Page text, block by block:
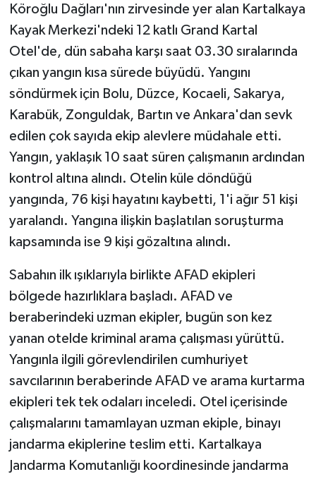
Köroğlu Dağları'nın zirvesinde yer alan Kartalkaya
Kayak Merkezi'ndeki 12 katlı Grand Kartal
Otel'de, dün sabaha karşı saat 03.30 sıralarında
çıkan yangın kısa sürede büyüdü. Yangını
söndürmek için Bolu, Düzce, Kocaeli, Sakarya,
Karabük, Zonguldak, Bartın ve Ankara'dan sevk
edilen çok sayıda ekip alevlere müdahale etti.
Yangın, yaklaşık 10 saat süren çalışmanın ardından
kontrol altına alındı. Otelin küle döndüğü
yangında, 76 kişi hayatını kaybetti, 1'i ağır 51 kişi
yaralandı. Yangına ilişkin başlatılan soruşturma
kapsamında ise 9 kişi gözaltına alındı.
Sabahın ilk ışıklarıyla birlikte AFAD ekipleri
bölgede hazırlıklara başladı. AFAD ve
beraberindeki uzman ekipler, bugün son kez
yanan otelde kriminal arama çalışması yürüttü.
Yangınla ilgili görevlendirilen cumhuriyet
savcılarının beraberinde AFAD ve arama kurtarma
ekipleri tek tek odaları inceledi. Otel içerisinde
çalışmalarını tamamlayan uzman ekiple, binayı
jandarma ekiplerine teslim etti. Kartalkaya
Jandarma Komutanlığı koordinesinde jandarma